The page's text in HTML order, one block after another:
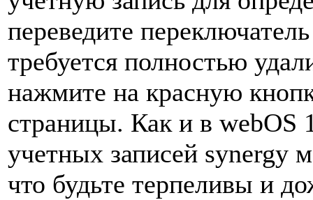
переведите
требуется полностью
нажмите на красную
страницы. Как и в webOS
учетных записей synergy
что будьте терпеливы и